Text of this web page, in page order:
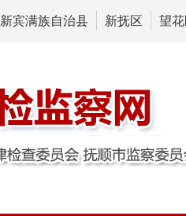
新宾满族自治县 新抚区 望